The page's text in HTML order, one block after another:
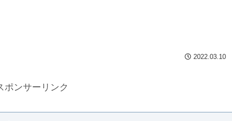
2022.03.10
ポンサーリンク